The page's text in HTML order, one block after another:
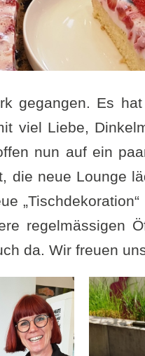
gegangen. Es
viel Liebe,
nun auf ein
die neue Lounge
regelmässigen
da. Wir freuen